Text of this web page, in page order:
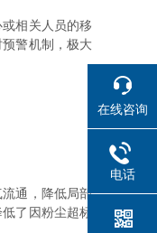
相关人员的移
警机制，极大
通，降低局部
了因粉尘超标
在线咨询
电话